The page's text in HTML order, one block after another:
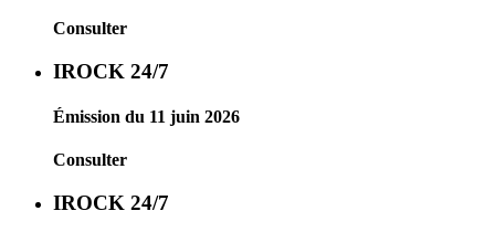
Consulter
IROCK 24/7
Émission du 11 juin 2026
Consulter
IROCK 24/7